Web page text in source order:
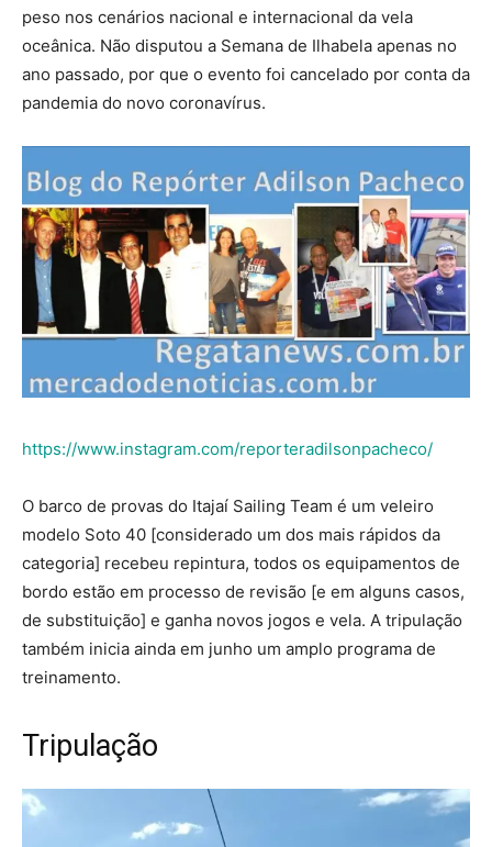
peso nos cenários nacional e internacional da vela
oceânica. Não disputou a Semana de Ilhabela apenas no
ano passado, por que o evento foi cancelado por conta da
pandemia do novo coronavírus.
https://www.instagram.com/reporteradilsonpacheco/
O barco de provas do Itajaí Sailing Team é um veleiro
modelo Soto 40 [considerado um dos mais rápidos da
categoria] recebeu repintura, todos os equipamentos de
bordo estão em processo de revisão [e em alguns casos,
de substituição] e ganha novos jogos e vela. A tripulação
também inicia ainda em junho um amplo programa de
treinamento.
Tripulação